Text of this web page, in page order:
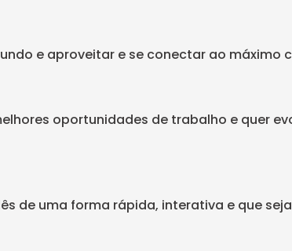
e aproveitar e se conectar ao máximo
oportunidades de trabalho e quer
de uma forma rápida, interativa e que